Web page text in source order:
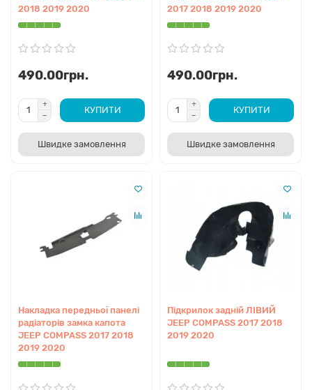
2018 2019 2020
490.00грн.
КУПИТИ
Швидке замовлення
2017 2018 2019 2020
490.00грн.
КУПИТИ
Швидке замовлення
Накладка передньої панелі
радіаторів замка капота
JEEP COMPASS 2017 2018
2019 2020
Підкрилок задній ЛІВИЙ
JEEP COMPASS 2017 2018
2019 2020